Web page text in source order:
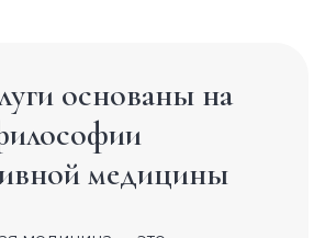
для деток
основаны на
медицины